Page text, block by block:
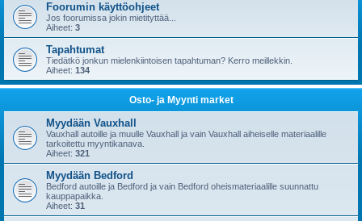
Foorumin käyttöohjeet
Jos foorumissa jokin mietityttää...
Aiheet: 3
Tapahtumat
Tiedätkö jonkun mielenkiintoisen tapahtuman? Kerro meillekkin.
Aiheet: 134
Osto- ja Myynti market
Myydään Vauxhall
Vauxhall autoille ja muulle Vauxhall ja vain Vauxhall aiheiselle materiaalille
tarkoitettu myyntikanava.
Aiheet: 321
Myydään Bedford
Bedford autoille ja Bedford ja vain Bedford oheismateriaalille suunnattu
kauppapaikka.
Aiheet: 31